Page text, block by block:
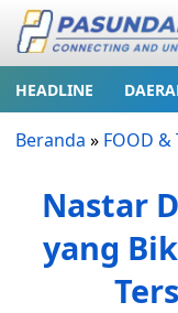
HEADLINE
Beranda » FOOD &
Nastar
yang